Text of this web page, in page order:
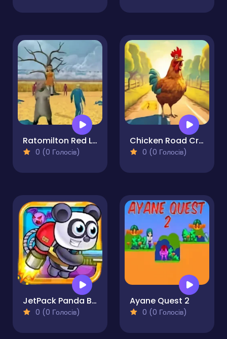
Ratomilton Red Light Green Light
0 (0 Голосів)
Chicken Road Cross
0 (0 Голосів)
JetPack Panda Bao
0 (0 Голосів)
Ayane Quest 2
0 (0 Голосів)